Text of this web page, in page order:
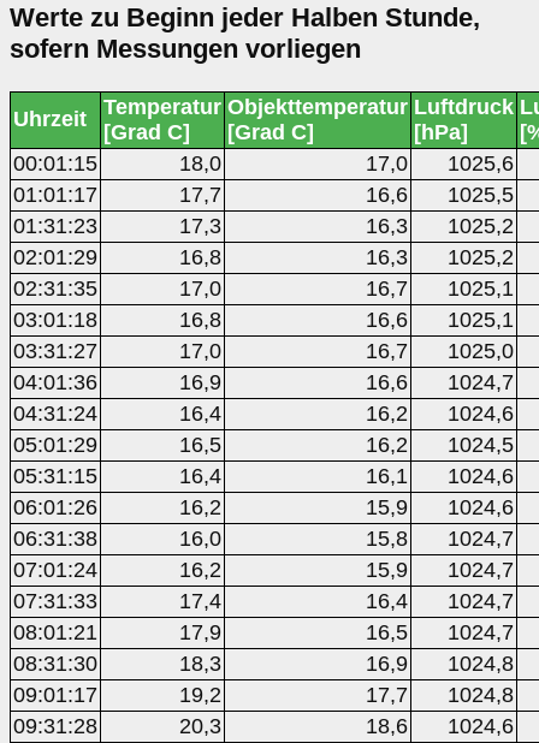
Werte zu Beginn jeder Halben Stunde,
sofern Messungen vorliegen
Uhrzeit
Temperatur
[Grad C]
Objekttemperatur
[Grad C]
Luftdruck
[hPa]
00:01:15
18,0 17,0
1025,6
01:01:17
17,7 16,6
1025,5
01:31:23
17,3 16,3
1025,2
02:01:29
16,8 16,3
1025,2
02:31:35
17,0 16,7
1025,1
03:01:18
16,8 16,6
1025,1
03:31:27
17,0 16,7
1025,0
04:01:36
16,9 16,6
1024,7
04:31:24
16,4 16,2
1024,6
05:01:29
16,5 16,2
1024,5
05:31:15
16,4 16,1
1024,6
06:01:26
16,2 15,9
1024,6
06:31:38
16,0 15,8
1024,7
07:01:24
16,2 15,9
1024,7
07:31:33
17,4 16,4
1024,7
08:01:21
17,9 16,5
1024,7
08:31:30
18,3 16,9
1024,8
09:01:17
19,2 17,7
1024,8
09:31:28
20,3 18,6
1024,6